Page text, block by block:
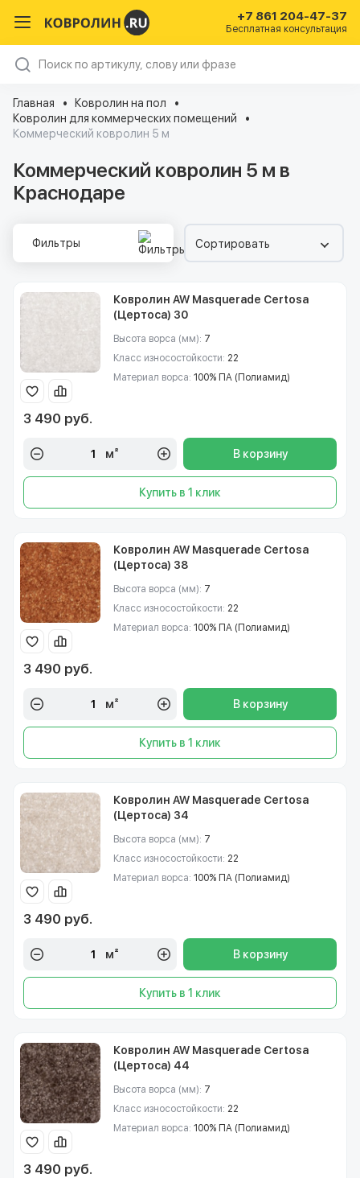
+7 861 204-47-37
Бесплатная консультация
Главная
Ковролин на пол
Ковролин для коммерческих помещений
Коммерческий ковролин 5 м
Коммерческий ковролин 5 м в
Краснодаре
Фильтры Сортировать
Ковролин AW Masquerade Certosa
(Цертоса) 30
Высота ворса (мм): 7
Класс износостойкости: 22
Материал ворса: 100% ПА (Полиамид)
3 490 руб.
м² В корзину
Купить в 1 клик
Ковролин AW Masquerade Certosa
(Цертоса) 38
Высота ворса (мм): 7
Класс износостойкости: 22
Материал ворса: 100% ПА (Полиамид)
3 490 руб.
м² В корзину
Купить в 1 клик
Ковролин AW Masquerade Certosa
(Цертоса) 34
Высота ворса (мм): 7
Класс износостойкости: 22
Материал ворса: 100% ПА (Полиамид)
3 490 руб.
м² В корзину
Купить в 1 клик
Ковролин AW Masquerade Certosa
(Цертоса) 44
Высота ворса (мм): 7
Класс износостойкости: 22
Материал ворса: 100% ПА (Полиамид)
3 490 руб.